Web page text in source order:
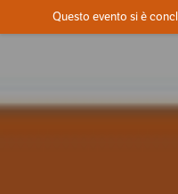
Questo evento si è